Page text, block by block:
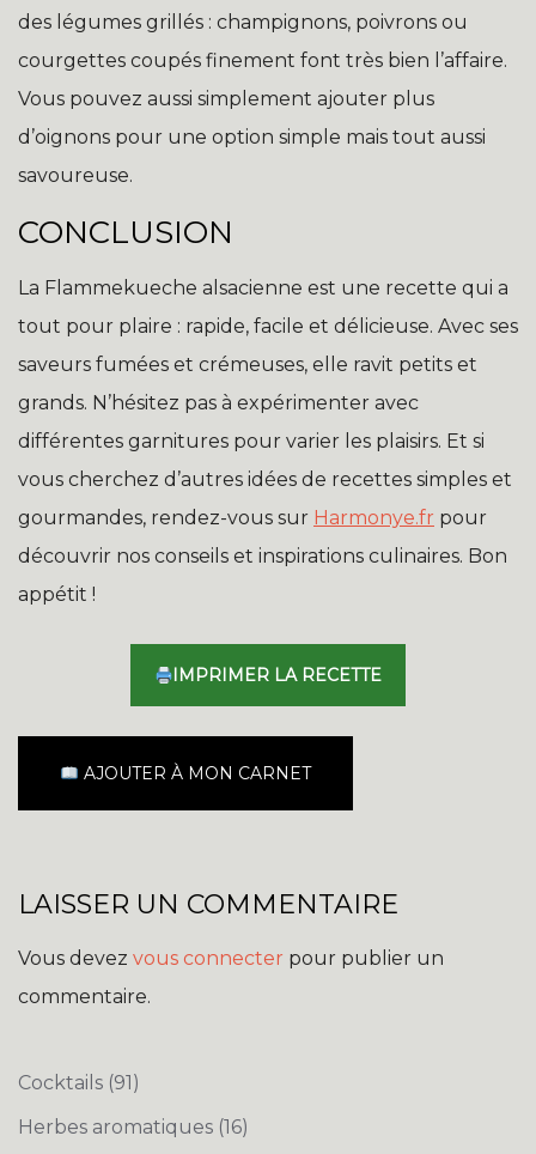
des légumes grillés : champignons, poivrons ou
courgettes coupés finement font très bien l’affaire.
Vous pouvez aussi simplement ajouter plus
d’oignons pour une option simple mais tout aussi
savoureuse.
CONCLUSION
La Flammekueche alsacienne est une recette qui a
tout pour plaire : rapide, facile et délicieuse. Avec ses
saveurs fumées et crémeuses, elle ravit petits et
grands. N’hésitez pas à expérimenter avec
différentes garnitures pour varier les plaisirs. Et si
vous cherchez d’autres idées de recettes simples et
gourmandes, rendez-vous sur Harmonye.fr pour
découvrir nos conseils et inspirations culinaires. Bon
appétit !
IMPRIMER LA RECETTE
AJOUTER À MON CARNET
LAISSER UN COMMENTAIRE
Vous devez vous connecter pour publier un
commentaire.
Cocktails (91)
Herbes aromatiques (16)